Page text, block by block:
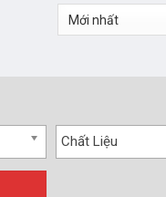
Chất Liệu